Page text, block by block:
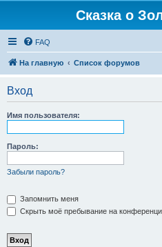
Сказка о
FAQ
На главную Список форумов
Вход
Имя пользователя:
Пароль:
Забыли пароль?
Запомнить меня
Скрыть моё пребывание на